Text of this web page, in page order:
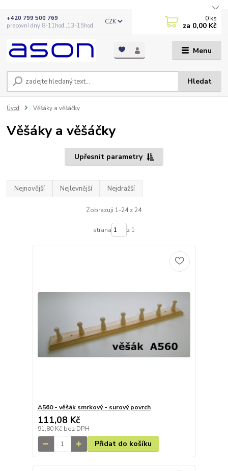
Menu
CZK
Hledat
+420 799 500 769
pracovní dny 8-11hod.,13-15hod.
0 ks
za 0,00 Kč
Úvod Věšáky a věšáčky
Věšáky a věšáčky
Upřesnit parametry
Nejnovější Nejlevnější Nejdražší
Zobrazuji 1-24 z 24
strana z 1
A560 - věšák smrkový - surový povrch
111,08 Kč
91,80 Kč bez DPH
Přidat do košíku